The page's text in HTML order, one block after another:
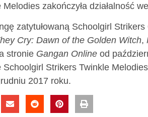
zakończyła działalność
zatytułowaną Schoolgirl
Cry: Dawn of the Golden Witch,
stronie Gangan Online od
Strikers Twinkle
2017 roku.